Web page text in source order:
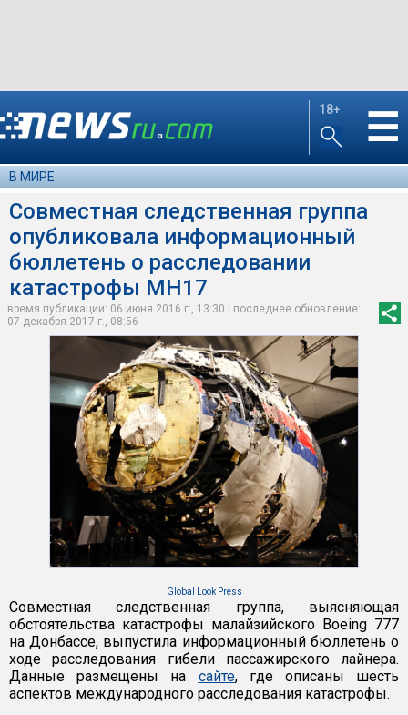
18+ ☰
В МИРЕ
Совместная следственная группа
опубликовала информационный
бюллетень о расследовании
катастрофы MH17
время публикации: 06 июня 2016 г., 13:30 | последнее обновление:
07 декабря 2017 г., 08:56
Global Look Press
Совместная следственная группа, выясняющая
обстоятельства катастрофы малайзийского Boeing 777
на Донбассе, выпустила информационный бюллетень о
ходе расследования гибели пассажирского лайнера.
Данные размещены на сайте, где описаны шесть
аспектов международного расследования катастрофы.